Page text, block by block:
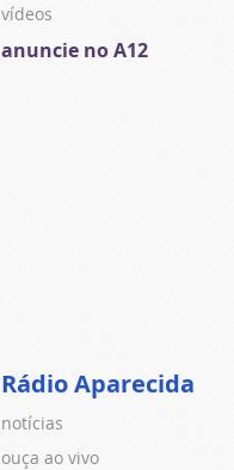
vídeos
anuncie no A12
Rádio Aparecida
notícias
ouça ao vivo